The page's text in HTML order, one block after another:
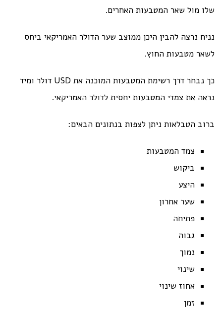
שלו מול שאר המטבעות האחרים.
נניח נרצה להבין היכן ממוצב שער הדולר האמריקאי ביחס
לשאר מטבעות החוץ.
כך נבחר דרך רשימת המטבעות המוכנה את USD דולר ומיד
נראה את צמדי המטבעות יחסית לדולר האמריקאי.
ברוב הטבלאות ניתן לצפות בנתונים הבאים:
צמד המטבעות
ביקוש
היצע
שער אחרון
פתיחה
גבוה
נמוך
שינוי
אחוז שינוי
זמן